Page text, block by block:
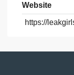
Website
https://